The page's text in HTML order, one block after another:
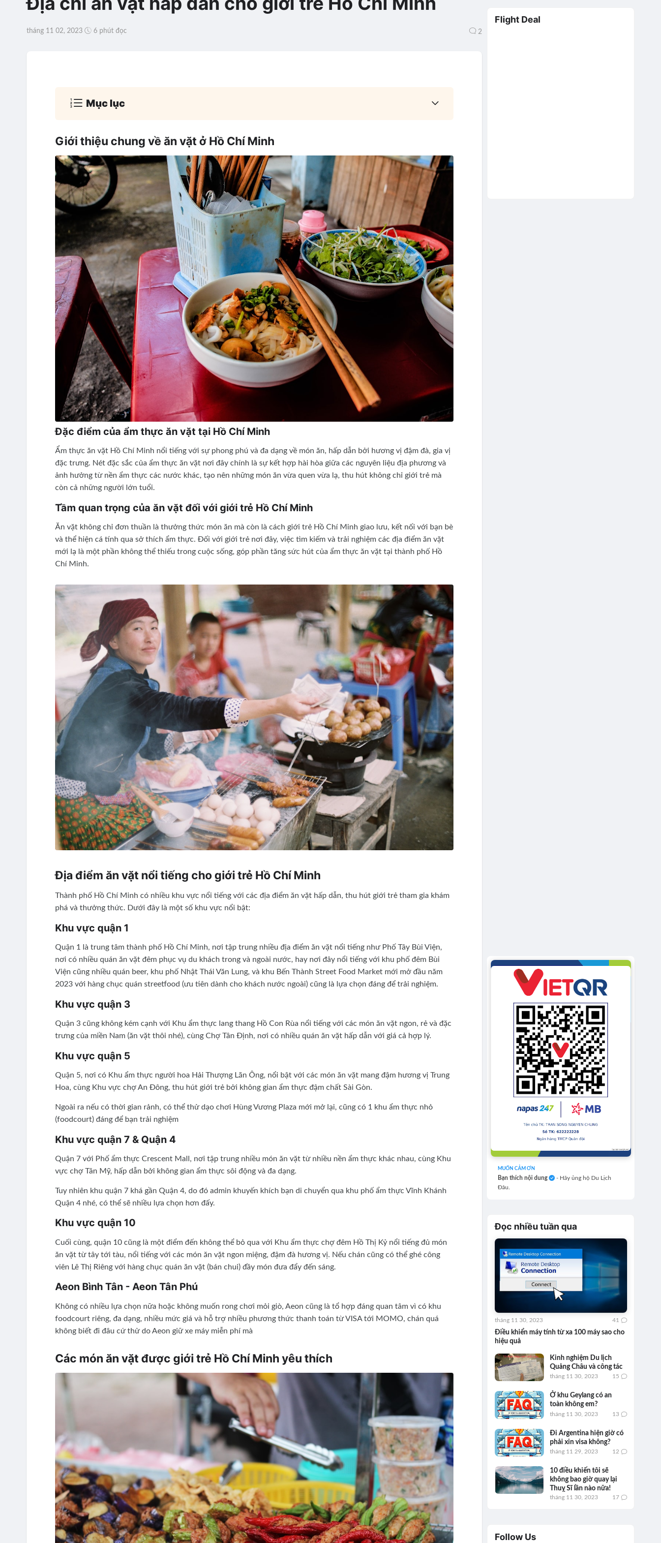
tháng 11 02, 2023 6 phút đọc 2
Mục lục
Giới thiệu chung về ăn vặt ở Hồ Chí Minh
Đặc điểm của ẩm thực ăn vặt tại Hồ Chí Minh
Ẩm thực ăn vặt Hồ Chí Minh nổi tiếng với sự phong phú và đa dạng về món ăn, hấp dẫn bởi hương vị đậm đà, gia vị
đặc trưng. Nét đặc sắc của ẩm thực ăn vặt nơi đây chính là sự kết hợp hài hòa giữa các nguyên liệu địa phương và
ảnh hưởng từ nền ẩm thực các nước khác, tạo nên những món ăn vừa quen vừa lạ, thu hút không chỉ giới trẻ mà
còn cả những người lớn tuổi.
Tầm quan trọng của ăn vặt đối với giới trẻ Hồ Chí Minh
Ăn vặt không chỉ đơn thuần là thưởng thức món ăn mà còn là cách giới trẻ Hồ Chí Minh giao lưu, kết nối với bạn bè
và thể hiện cá tính qua sở thích ẩm thực. Đối với giới trẻ nơi đây, việc tìm kiếm và trải nghiệm các địa điểm ăn vặt
mới lạ là một phần không thể thiếu trong cuộc sống, góp phần tăng sức hút của ẩm thực ăn vặt tại thành phố Hồ
Chí Minh.
Địa điểm ăn vặt nổi tiếng cho giới trẻ Hồ Chí Minh
Thành phố Hồ Chí Minh có nhiều khu vực nổi tiếng với các địa điểm ăn vặt hấp dẫn, thu hút giới trẻ tham gia khám
phá và thưởng thức. Dưới đây là một số khu vực nổi bật:
Khu vực quận 1
Quận 1 là trung tâm thành phố Hồ Chí Minh, nơi tập trung nhiều địa điểm ăn vặt nổi tiếng như Phố Tây Bùi Viện,
nơi có nhiều quán ăn vặt đêm phục vụ du khách trong và ngoài nước, hay nơi đây nổi tiếng với khu phố đêm Bùi
Viện cũng nhiều quán beer, khu phố Nhật Thái Văn Lung, và khu Bến Thành Street Food Market mới mở đầu năm
2023 với hàng chục quán streetfood (ưu tiên dành cho khách nước ngoài) cũng là lựa chọn đáng để trải nghiệm.
Khu vực quận 3
Quận 3 cũng không kém cạnh với Khu ẩm thực lang thang Hồ Con Rùa nổi tiếng với các món ăn vặt ngon, rẻ và đặc
trưng của miền Nam (ăn vặt thôi nhé), cùng Chợ Tân Định, nơi có nhiều quán ăn vặt hấp dẫn với giá cả hợp lý.
Khu vực quận 5
Quận 5, nơi có Khu ẩm thực người hoa Hải Thượng Lãn Ông, nổi bật với các món ăn vặt mang đậm hương vị Trung
Hoa, cùng Khu vực chợ An Đông, thu hút giới trẻ bởi không gian ẩm thực đậm chất Sài Gòn.
Ngoài ra nếu có thời gian rảnh, có thể thử dạo chơi Hùng Vương Plaza mới mở lại, cũng có 1 khu ẩm thực nhỏ
(foodcourt) đáng để bạn trải nghiệm
Khu vực quận 7 & Quận 4
Quận 7 với Phố ẩm thực Crescent Mall, nơi tập trung nhiều món ăn vặt từ nhiều nền ẩm thực khác nhau, cùng Khu
vực chợ Tân Mỹ, hấp dẫn bởi không gian ẩm thực sôi động và đa dạng.
Tuy nhiên khu quận 7 khá gần Quận 4, do đó admin khuyến khích bạn di chuyển qua khu phố ẩm thực Vĩnh Khánh
Quận 4 nhé, có thể sẽ nhiều lựa chọn hơn đấy.
Khu vực quận 10
Cuối cùng, quận 10 cũng là một điểm đến không thể bỏ qua với Khu ẩm thực chợ đêm Hồ Thị Kỷ nổi tiếng đủ món
ăn vặt từ tây tới tàu, nổi tiếng với các món ăn vặt ngon miệng, đậm đà hương vị. Nếu chán cũng có thể ghé công
viên Lê Thị Riêng với hàng chục quán ăn vặt (bán chui) đầy món đưa đẩy đến sáng.
Aeon Bình Tân - Aeon Tân Phú
Không có nhiều lựa chọn nữa hoặc không muốn rong chơi mỏi giò, Aeon cũng là tổ hợp đáng quan tâm vì có khu
foodcourt riêng, đa dạng, nhiều mức giá và hỗ trợ nhiều phương thức thanh toán từ VISA tới MOMO, chán quá
không biết đi đâu cứ thử do Aeon giữ xe máy miễn phí mà
Các món ăn vặt được giới trẻ Hồ Chí Minh yêu thích
Flight Deal
MUỐN CẢM ƠN
Bạn thích nội dung
- Hãy ủng hộ Du Lịch
Đâu.
Đọc nhiều tuần qua
Điều khiển máy tính từ xa 100 máy sao cho
hiệu quả
tháng 11 30, 2023 41
Kinh nghiệm Du lịch
Quảng Châu và công tác
tháng 11 30, 2023 15
Ở khu Geylang có an
toàn không em?
tháng 11 30, 2023 13
Đi Argentina hiện giờ có
phải xin visa không?
tháng 11 29, 2023 12
10 điều khiến tôi sẽ
không bao giờ quay lại
Thuỵ Sĩ lần nào nữa!
tháng 11 30, 2023 17
Follow Us